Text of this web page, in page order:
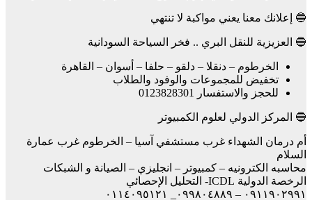
🔵 إعلانك معنا يعني مواكبة لا تنتهي
🔵 العزيزية للنقل البري .. فخر السياحة السودانية
الخرطوم – دنقلا – دلقو – حلفا – أسوان – القاهرة
تخفيض للمجموعات والوفود والطلاب
للحجز والاستفسار 0123828301
🔵 المركز الدولي لعلوم الكمبيوتر
أم درمان الشهداء غرب مستشفي آسيا – الخرطوم غرب عمارة
السلام
محاسبه الكترونيه – كمبيوتر – انجليزي – الصيانة و الشبكات
الرخصة الدولية ICDL- التحليل الإحصائي
٠٩١١٩٠٢٩٩١ – ٠٩٩٨٠٤٨٨٩_ ٠١١٤٠٩٥١٢١